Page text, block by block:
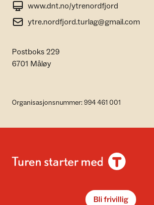
www.dnt.no/ytrenordfjord
ytre.nordfjord.turlag@gmail.com
Postboks 229
6701 Måløy
Organisasjonsnummer: 994 461 001
Bli frivillig